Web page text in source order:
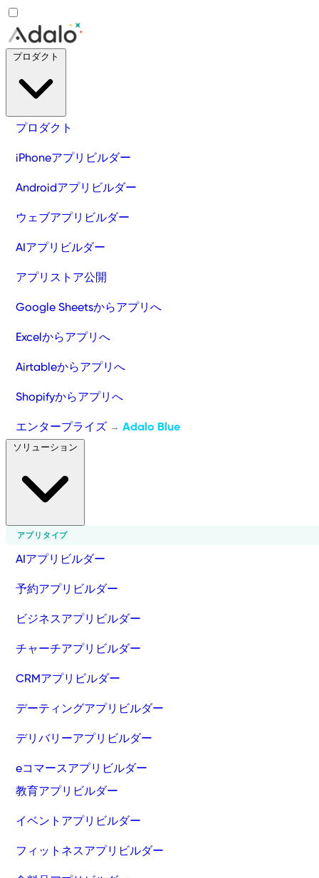
プロダクト
iPhoneアプリビルダー
Androidアプリビルダー
ウェブアプリビルダー
AIアプリビルダー
アプリストア公開
Google Sheetsからアプリへ
Excelからアプリへ
Airtableからアプリへ
Shopifyからアプリへ
エンタープライズ → Adalo Blue
アプリタイプ
AIアプリビルダー
予約アプリビルダー
ビジネスアプリビルダー
チャーチアプリビルダー
CRMアプリビルダー
デーティングアプリビルダー
デリバリーアプリビルダー
eコマースアプリビルダー
教育アプリビルダー
イベントアプリビルダー
フィットネスアプリビルダー